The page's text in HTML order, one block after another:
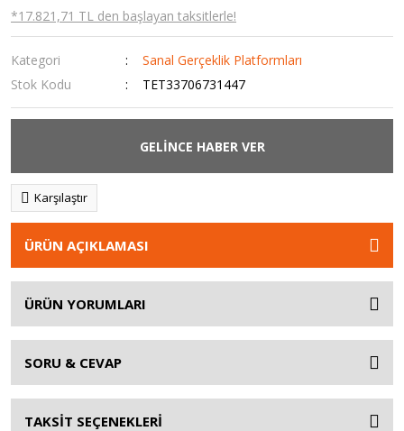
*17.821,71 TL den başlayan taksitlerle!
Kategori
Sanal Gerçeklik Platformları
Stok Kodu
TET33706731447
GELİNCE HABER VER
Karşılaştır
ÜRÜN AÇIKLAMASI
ÜRÜN YORUMLARI
SORU & CEVAP
TAKSİT SEÇENEKLERİ